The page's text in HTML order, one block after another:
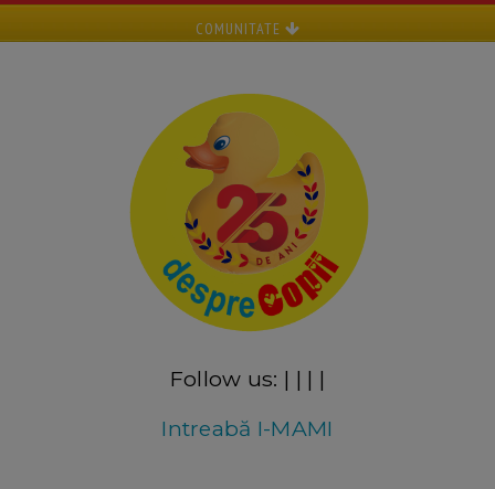
COMUNITATE
Follow us: | | | |
Intreabă I-MAMI